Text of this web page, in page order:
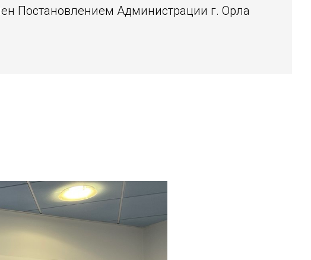
Постановлением Администрации г. Орла